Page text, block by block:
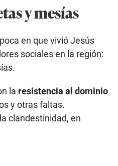
y mesías
en que vivió Jesús
sociales en la región:
la resistencia al dominio
y otras faltas.
clandestinidad, en